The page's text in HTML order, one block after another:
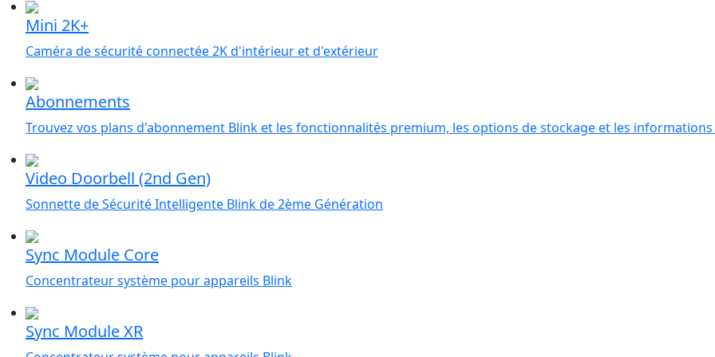
Mini 2K+
Caméra de sécurité connectée 2K d'intérieur et d'extérieur
Abonnements
Trouvez vos plans d'abonnement Blink et les fonctionnalités premium, les options de stockage et les
Video Doorbell (2nd Gen)
Sonnette de Sécurité Intelligente Blink de 2ème Génération
Sync Module Core
Concentrateur système pour appareils Blink
Sync Module XR